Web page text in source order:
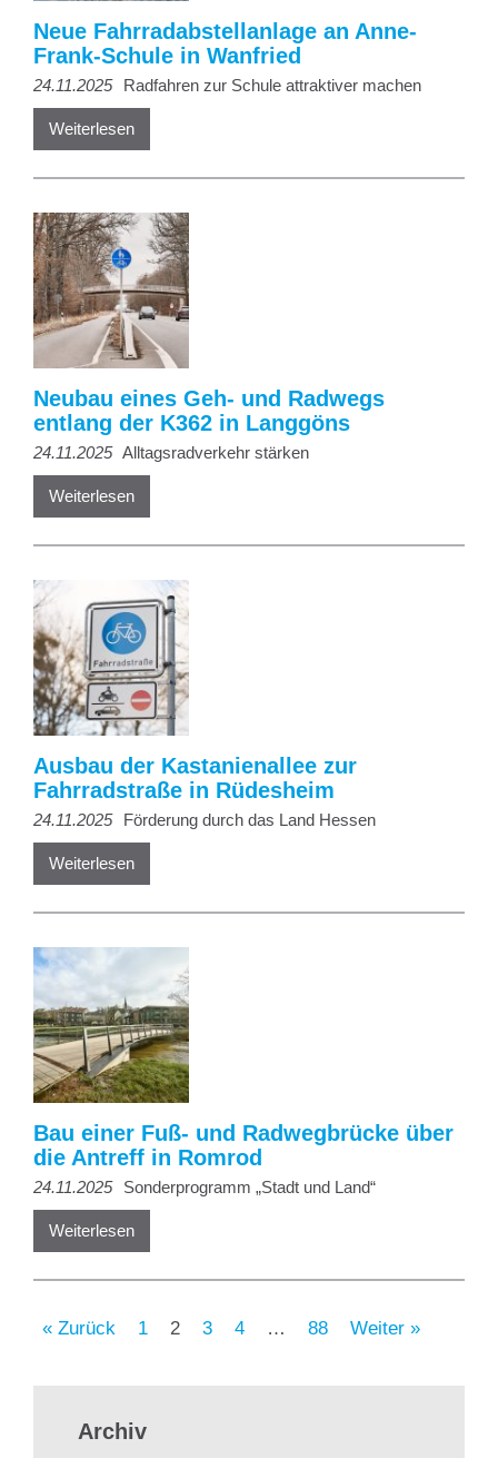
Neue Fahrradabstellanlage an Anne-
Frank-Schule in Wanfried
24.11.2025 Radfahren zur Schule attraktiver machen
Weiterlesen
Neubau eines Geh- und Radwegs
entlang der K362 in Langgöns
24.11.2025 Alltagsradverkehr stärken
Weiterlesen
Ausbau der Kastanienallee zur
Fahrradstraße in Rüdesheim
24.11.2025 Förderung durch das Land Hessen
Weiterlesen
Bau einer Fuß- und Radwegbrücke über
die Antreff in Romrod
24.11.2025 Sonderprogramm „Stadt und Land“
Weiterlesen
« Zurück 1 2 3 4 88 Weiter »
Archiv